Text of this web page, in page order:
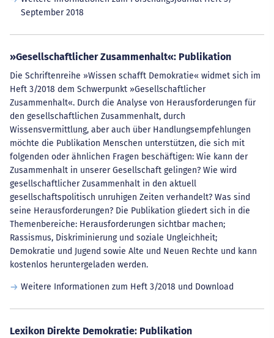
September 2018
»Gesellschaftlicher Zusammenhalt«: Publikation
Die Schriftenreihe »Wissen schafft Demokratie« widmet sich im
Heft 3/2018 dem Schwerpunkt »Gesellschaftlicher
Zusammenhalt«. Durch die Analyse von Herausforderungen für
den gesellschaftlichen Zusammenhalt, durch
Wissensvermittlung, aber auch über Handlungsempfehlungen
möchte die Publikation Menschen unterstützen, die sich mit
folgenden oder ähnlichen Fragen beschäftigen: Wie kann der
Zusammenhalt in unserer Gesellschaft gelingen? Wie wird
gesellschaftlicher Zusammenhalt in den aktuell
gesellschaftspolitisch unruhigen Zeiten verhandelt? Was sind
seine Herausforderungen? Die Publikation gliedert sich in die
Themenbereiche: Herausforderungen sichtbar machen;
Rassismus, Diskriminierung und soziale Ungleichheit;
Demokratie und Jugend sowie Alte und Neuen Rechte und kann
kostenlos heruntergeladen werden.
Weitere Informationen zum Heft 3/2018 und Download
Lexikon Direkte Demokratie: Publikation